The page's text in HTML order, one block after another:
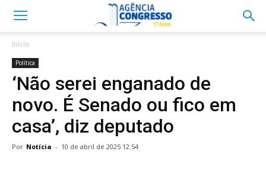
Início
Política
‘Não serei enganado de
novo. É Senado ou fico em
casa’, diz deputado
Por Notícia - 10 de abril de 2025 12:54